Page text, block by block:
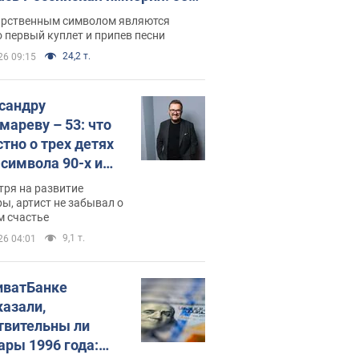
рассказывают в школе
символом являются
первый куплет и припев песни
09:15 24,2 т.
– 53: что
о трех детях
90-х и
выглядят
на развитие
артист не забывал о
счастье
04:01 9,1 т.
ли
1996 года: